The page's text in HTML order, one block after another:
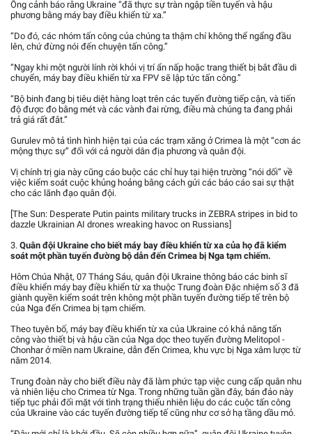
Ông cảnh báo rằng Ukraine “đã thực sự tràn ngập tiền tuyến và hậu
phương bằng máy bay điều khiển từ xa.”
“Do đó, các nhóm tấn công của chúng ta thậm chí không thể ngẩng đầu
lên, chứ đừng nói đến chuyện tấn công.”
“Ngay khi một người lính rời khỏi vị trí ẩn nấp hoặc trang thiết bị bắt đầu di
chuyển, máy bay điều khiển từ xa FPV sẽ lập tức tấn công.”
“Bộ binh đang bị tiêu diệt hàng loạt trên các tuyến đường tiếp cận, và tiến
độ được đo bằng mét và các vành đai rừng, điều mà chúng ta đang phải
trả giá rất đắt.”
Gurulev mô tả tình hình hiện tại của các trạm xăng ở Crimea là một “cơn ác
mộng thực sự” đối với cả người dân địa phương và quân đội.
Vị chính trị gia này cũng cáo buộc các chỉ huy tại hiện trường “nói dối” về
việc kiểm soát cuộc khủng hoảng bằng cách gửi các báo cáo sai sự thật
cho các lãnh đạo quân đội.
[The Sun: Desperate Putin paints military trucks in ZEBRA stripes in bid to
dazzle Ukrainian AI drones wreaking havoc on Russians]
3. Quân đội Ukraine cho biết máy bay điều khiển từ xa của họ đã kiểm
soát một phần tuyến đường bộ dẫn đến Crimea bị Nga tạm chiếm.
Hôm Chúa Nhật, 07 Tháng Sáu, quân đội Ukraine thông báo các binh sĩ
điều khiển máy bay điều khiển từ xa thuộc Trung đoàn Đặc nhiệm số 3 đã
giành quyền kiểm soát trên không một phần tuyến đường tiếp tế trên bộ
của Nga đến Crimea bị tạm chiếm.
Theo tuyên bố, máy bay điều khiển từ xa của Ukraine có khả năng tấn
công vào thiết bị và hậu cần của Nga dọc theo tuyến đường Melitopol -
Chonhar ở miền nam Ukraine, dẫn đến Crimea, khu vực bị Nga xâm lược từ
năm 2014.
Trung đoàn này cho biết điều này đã làm phức tạp việc cung cấp quân nhu
và nhiên liệu cho Crimea từ Nga. Trong những tuần gần đây, bán đảo này
tiếp tục phải đối mặt với tình trạng thiếu nhiên liệu do các cuộc tấn công
của Ukraine vào các tuyến đường tiếp tế cũng như cơ sở hạ tầng dầu mỏ.